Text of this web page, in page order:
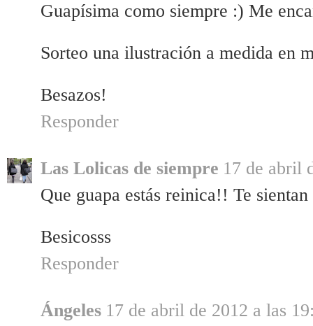
Guapísima como siempre :) Me
Sorteo una ilustración a medida en
Besazos!
Responder
Las Lolicas de siempre 17 de abril
Que guapa estás reinica!! Te
Besicosss
Responder
Ángeles 17 de abril de 2012 a las